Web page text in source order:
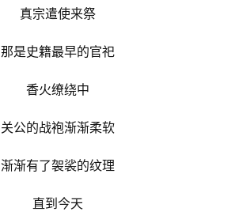
真宗遣使来祭
那是史籍最早的官祀
香火缭绕中
关公的战袍渐渐柔软
渐渐有了袈裟的纹理
直到今天